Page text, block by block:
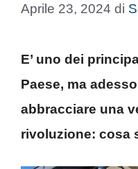
Aprile 23, 2024 di
E’ uno dei
Paese, ma
abbracciare una
rivoluzione: cosa